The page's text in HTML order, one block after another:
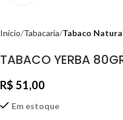
Início Tabacaria Tabaco
TABACO YERBA
R$ 51,00
Em estoque